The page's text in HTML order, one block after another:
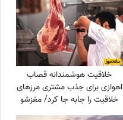
خلاقیت هوشمندانه قصاب
اهوازی برای جذب مشتری مرزهای
خلاقیت را جابه جا کرد/ مغزشو
باید طلا گرفت +عکس